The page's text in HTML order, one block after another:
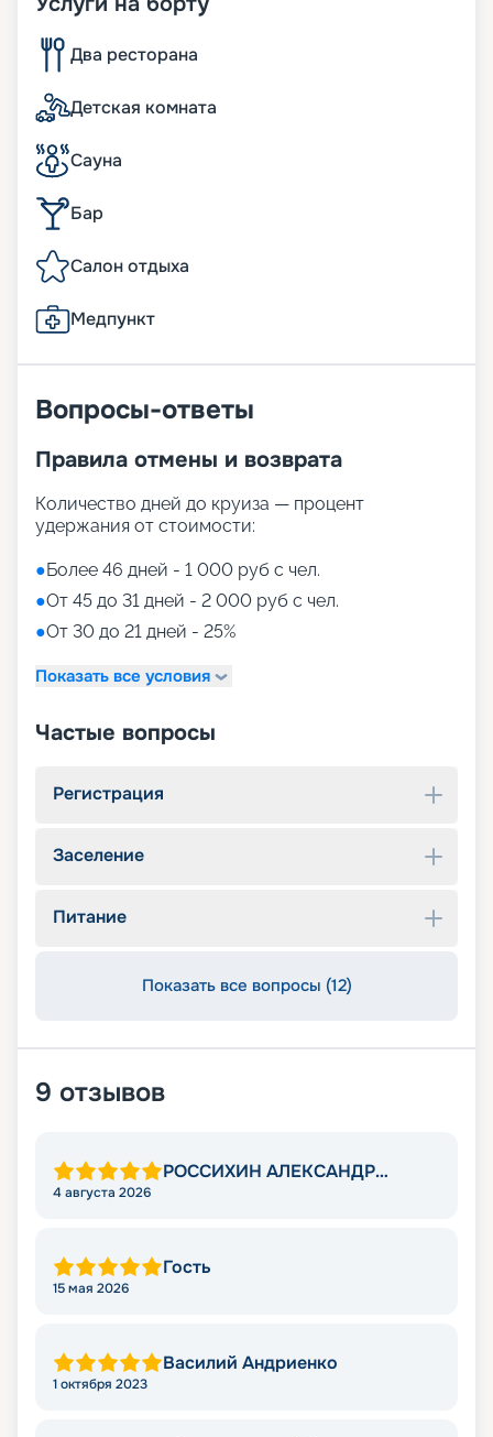
Два ресторана
Детская комната
Сауна
Бар
Салон отдыха
Медпункт
Вопросы-ответы
Правила отмены и возврата
Количество дней до круиза — процент
удержания от стоимости:
●Более 46 дней - 1 000 руб с чел.
●От 45 до 31 дней - 2 000 руб с чел.
●От 30 до 21 дней - 25%
Показать все условия
Частые вопросы
Регистрация
Заселение
Питание
Показать все вопросы (12)
9 отзывов
РОССИХИН АЛЕКСАНДР
4 августа 2026
Гость
15 мая 2026
Василий Андриенко
1 октября 2023